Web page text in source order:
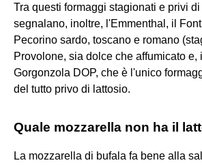
Tra questi formaggi stagionati e privi
segnalano, inoltre, l'Emmenthal, il
Pecorino sardo, toscano e romano
Provolone, sia dolce che affumicato e,
Gorgonzola DOP, che è l'unico
del tutto privo di lattosio.
Quale mozzarella non ha il
La mozzarella di bufala fa bene alla